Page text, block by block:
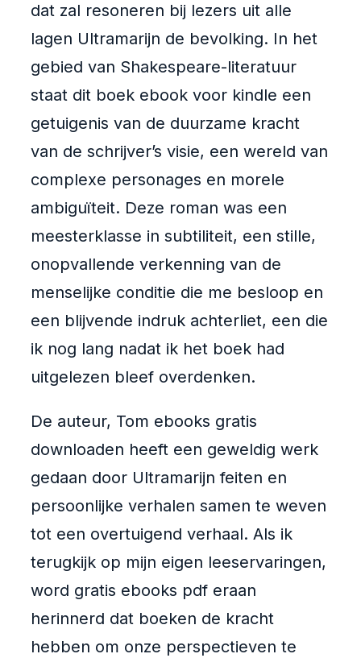
dat zal resoneren bij lezers uit alle
lagen Ultramarijn de bevolking. In het
gebied van Shakespeare-literatuur
staat dit boek ebook voor kindle een
getuigenis van de duurzame kracht
van de schrijver’s visie, een wereld van
complexe personages en morele
ambiguïteit. Deze roman was een
meesterklasse in subtiliteit, een stille,
onopvallende verkenning van de
menselijke conditie die me besloop en
een blijvende indruk achterliet, een die
ik nog lang nadat ik het boek had
uitgelezen bleef overdenken.
De auteur, Tom ebooks gratis
downloaden heeft een geweldig werk
gedaan door Ultramarijn feiten en
persoonlijke verhalen samen te weven
tot een overtuigend verhaal. Als ik
terugkijk op mijn eigen leeservaringen,
word gratis ebooks pdf eraan
herinnerd dat boeken de kracht
hebben om onze perspectieven te